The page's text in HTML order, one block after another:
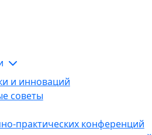
и инноваций
советы
практических конференций